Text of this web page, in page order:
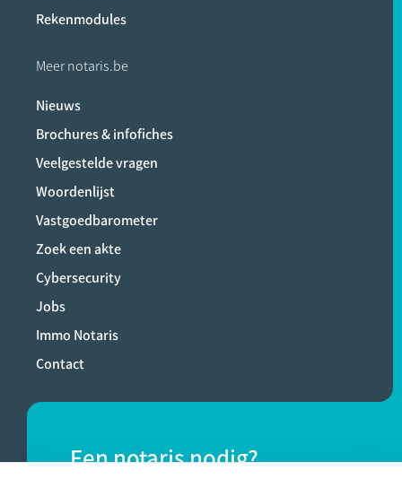
Rekenmodules
Meer notaris.be
Nieuws
Brochures & infofiches
Veelgestelde vragen
Woordenlijst
Vastgoedbarometer
Zoek een akte
Cybersecurity
Jobs
Immo Notaris
Contact
Een notaris nodig?